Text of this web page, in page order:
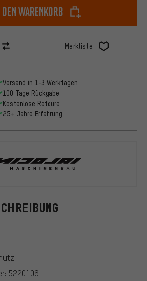
den Warenkorb
Merkliste
5220106
Versand in 1-3 Werktagen
100 Tage Rückgabe
Kostenlose Retoure
25+ Jahre Erfahrung